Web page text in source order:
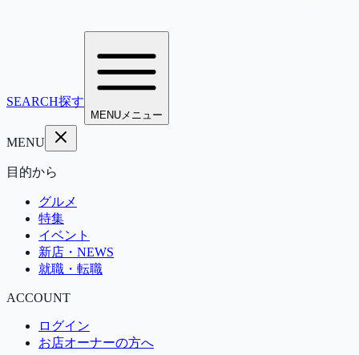
SEARCH探す
MENUメニュー
MENU
目的から
グルメ
特集
イベント
新店・NEWS
就職・転職
ACCOUNT
ログイン
お店オーナーの方へ